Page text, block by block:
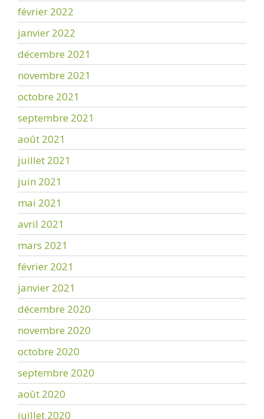
février 2022
janvier 2022
décembre 2021
novembre 2021
octobre 2021
septembre 2021
août 2021
juillet 2021
juin 2021
mai 2021
avril 2021
mars 2021
février 2021
janvier 2021
décembre 2020
novembre 2020
octobre 2020
septembre 2020
août 2020
juillet 2020